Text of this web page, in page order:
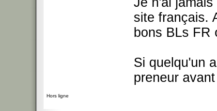
site français.
bons BLs FR
Si quelqu'un
preneur
Hors ligne